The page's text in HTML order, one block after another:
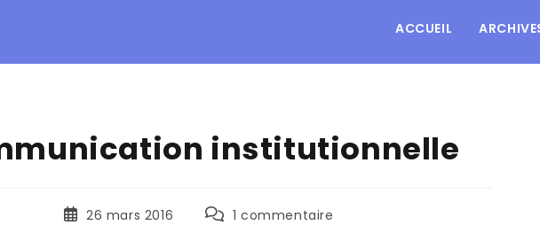
ACCUEIL
institutionnelle
26 mars 2016 1 commentaire